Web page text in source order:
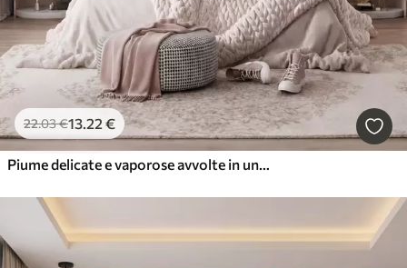
22.03€13.22 €
Piume delicate e vaporose avvolte in una foschia rosa-pesca dai riflessi luccicanti